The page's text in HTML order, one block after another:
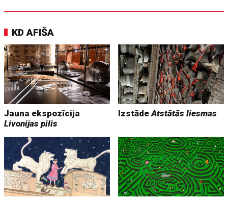
KD AFIŠA
Jauna ekspozīcija
Livonijas pilis
IzstādeAtstātās liesmas